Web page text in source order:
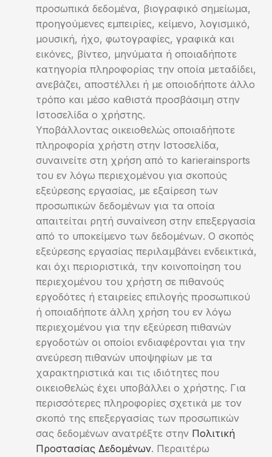
προσωπικά δεδομένα, βιογραφικό σημείωμα,
προηγούμενες εμπειρίες, κείμενο, λογισμικό,
μουσική, ήχο, φωτογραφίες, γραφικά και
εικόνες, βίντεο, μηνύματα ή οποιαδήποτε
κατηγορία πληροφορίας την οποία μεταδίδει,
ανεβάζει, αποστέλλει ή με οποιοδήποτε άλλο
τρόπο και μέσο καθιστά προσβάσιμη στην
Ιστοσελίδα ο χρήστης.
Υποβάλλοντας οικειοθελώς οποιαδήποτε
πληροφορία χρήστη στην Ιστοσελίδα,
συναινείτε στη χρήση από το karierainsports
του εν λόγω περιεχομένου για σκοπούς
εξεύρεσης εργασίας, με εξαίρεση των
προσωπικών δεδομένων για τα οποία
απαιτείται ρητή συναίνεση στην επεξεργασία
από το υποκείμενο των δεδομένων. Ο σκοπός
εξεύρεσης εργασίας περιλαμβάνει ενδεικτικά,
και όχι περιοριστικά, την κοινοποίηση του
περιεχομένου του χρήστη σε πιθανούς
εργοδότες ή εταιρείες επιλογής προσωπικού
ή οποιαδήποτε άλλη χρήση του εν λόγω
περιεχομένου για την εξεύρεση πιθανών
εργοδοτών οι οποίοι ενδιαφέρονται για την
ανεύρεση πιθανών υποψηφίων με τα
χαρακτηριστικά και τις ιδιότητες που
οικειοθελώς έχει υποβάλλει ο χρήστης. Για
περισσότερες πληροφορίες σχετικά με τον
σκοπό της επεξεργασίας των προσωπικών
σας δεδομένων ανατρέξτε στην Πολιτική
Προστασίας Δεδομένων. Περαιτέρω